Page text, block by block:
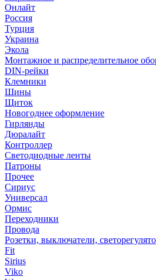
Онлайт
Россия
Турция
Украина
Экола
Монтажное и распределительное
DIN-рейки
Клемники
Шины
Щиток
Новогоднее оформление
Гирлянды
Дюралайт
Контроллер
Светодиодные ленты
Патроны
Прочее
Сириус
Универсал
Ормис
Переходники
Провода
Розетки, выключатели,
Fit
Sirius
Viko